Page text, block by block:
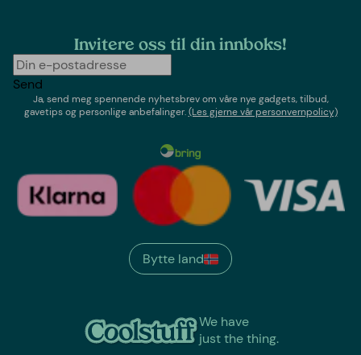
Invitere oss til din innboks!
Send
Ja, send meg spennende nyhetsbrev om våre nye gadgets, tilbud,
gavetips og personlige anbefalinger.(Les gjerne vår personvernpolicy)
We have
just the thing.
Bytte land